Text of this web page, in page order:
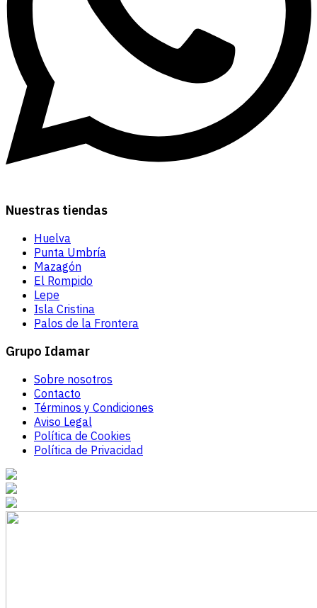
Nuestras tiendas
Huelva
Punta Umbría
Mazagón
El Rompido
Lepe
Isla Cristina
Palos de la Frontera
Grupo Idamar
Sobre nosotros
Contacto
Términos y Condiciones
Aviso Legal
Política de Cookies
Política de Privacidad